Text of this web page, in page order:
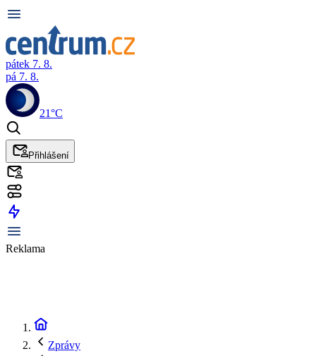
pátek 7. 8.
pá 7. 8.
21°C
Přihlášení
Reklama
Zprávy